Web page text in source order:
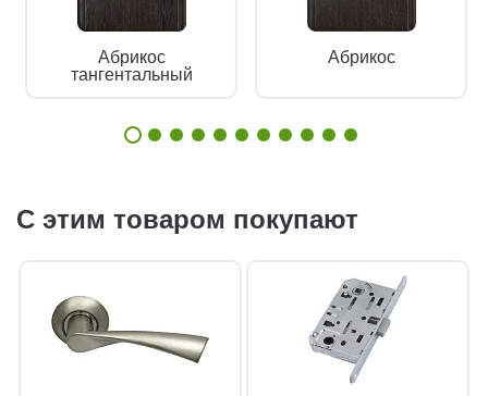
Абрикос
тангентальный
Абрикос
С этим товаром покупают